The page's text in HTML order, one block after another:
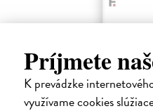
Príjmete
K prevádzke
využívame cookies